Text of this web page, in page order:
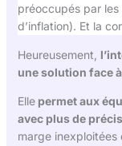
préoccupés par
d’inflation). Et la
Heureusement,
une solution face
Ellepermet aux
avec plus de
marge